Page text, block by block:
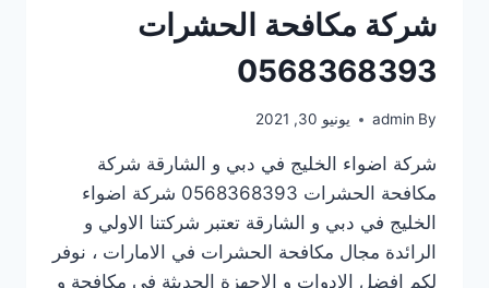
شركة مكافحة الحشرات
0568368393
By
admin يونيو 30, 2021
شركة اضواء الخليج في دبي و الشارقة شركة
مكافحة الحشرات 0568368393 شركة اضواء
الخليج في دبي و الشارقة تعتبر شركتنا الاولي و
الرائدة مجال مكافحة الحشرات في الامارات ، نوفر
لكم افضل الادوات و الاجهزة الحديثة في مكافحة و